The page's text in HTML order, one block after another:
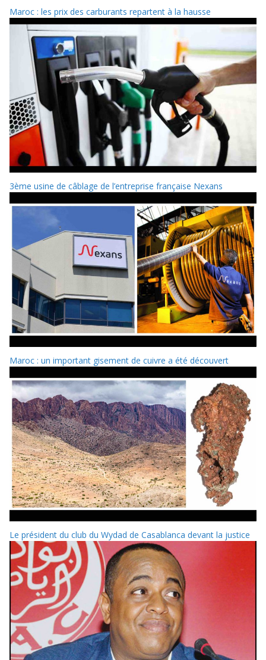
Maroc : les prix des carburants repartent à la hausse
3ème usine de câblage de l’entreprise française Nexans
Maroc : un important gisement de cuivre a été découvert
Le président du club du Wydad de Casablanca devant la justice